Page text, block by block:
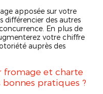
apposée sur votre
différencier des autres
En plus de
votre chiffre
auprès des
et charte
pratiques ?